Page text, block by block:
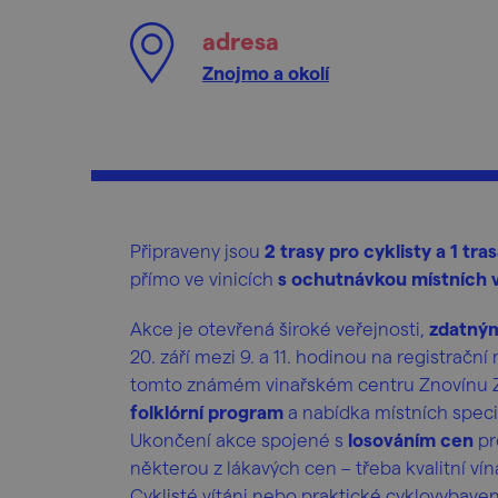
adresa
Znojmo a okolí
Připraveny jsou 2 trasy pro cyklisty a 1
přímo ve vinicích s ochutnávkou místních
Akce je otevřená široké veřejnosti,
20. září mezi 9. a 11. hodinou na registrační
tomto známém vinařském centru Znovínu
folklórní program a nabídka místních
Ukončení akce spojené s losováním cen
některou z lákavých cen – třeba kvalitní